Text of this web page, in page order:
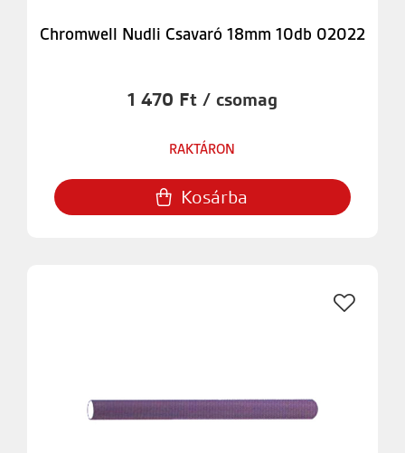
Chromwell Nudli Csavaró 18mm 10db 02022
1 470 Ft / csomag
RAKTÁRON
Kosárba